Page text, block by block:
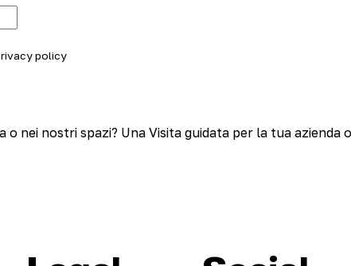
policy
nei nostri spazi? Una Visita guidata per la tua azienda o